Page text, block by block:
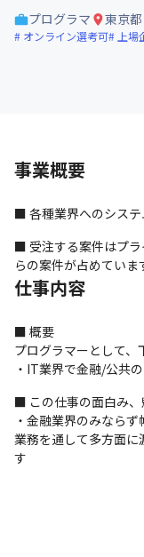
プログラマ 東京都
オンライン選考可 上場
事業概要
■ 各種業界へのシス
■ 受注する案件はプ
らの案件が占めていま
仕事内容
■ 概要
プログラマーとして、
・IT業界で金融/公共
■ この仕事の面白み、
・金融業界のみなら
業務を通して多方面
す